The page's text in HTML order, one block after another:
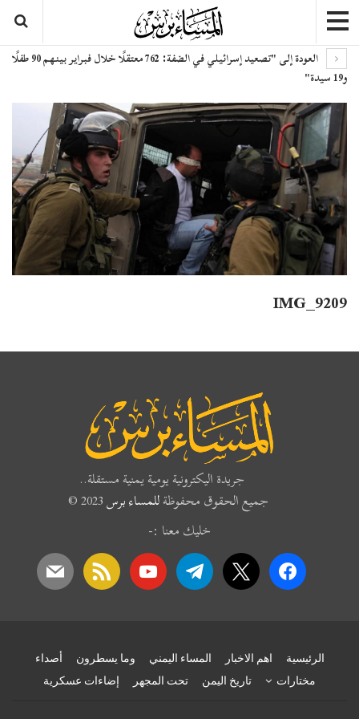
العودة إلى "تصعيد إسرائيلي في الضفة: 762 معتقلًا خلال فبراير بينهم 90 طفلًا
و19 سيدة"
IMG_9209
جريدة اليكترونية يومية يمنية مستقلة..
جميع الحقوق محفوظةللمساء برس
خليك معنا :-
facebook
x
telegram
youtube
rss
mail
الرئيسية اهم الاخبار المساء اليمني وما يسطرون
أصداء
مختارات
تاريخ اليمن تحت المجهر إضاءات عسكرية